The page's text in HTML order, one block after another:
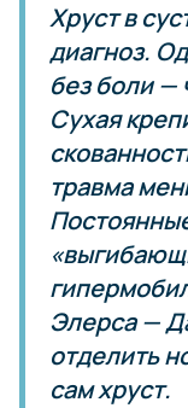
Хруст в
диагноз.
без боли —
Сухая
травма
Элерса —
отделить
сам хруст.